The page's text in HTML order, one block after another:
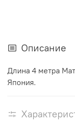
Описание
Длина 4 метра
Япония.